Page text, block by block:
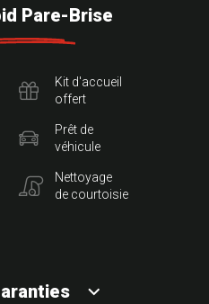
Pare-Brise
Kit d'accueil
offert
Prêt de
véhicule
Nettoyage
de courtoisie